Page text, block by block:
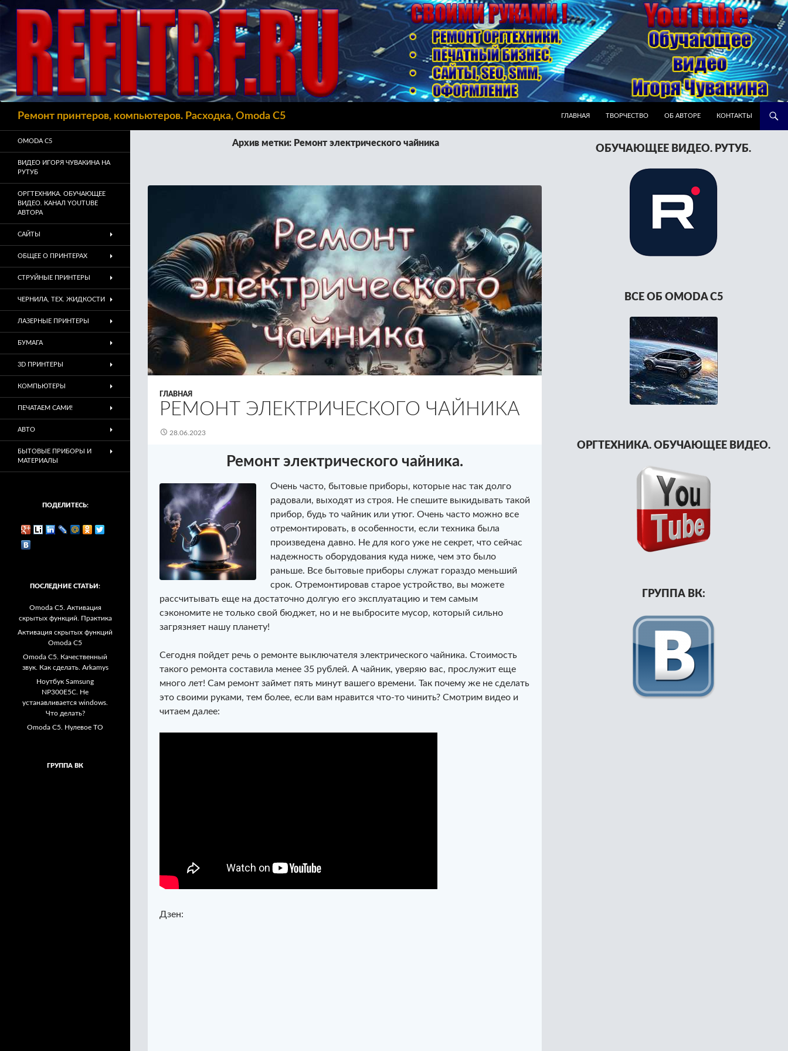
Ремонт принтеров, компьютеров. Расходка, Omoda C5
ГЛАВНАЯ
ТВОРЧЕСТВО ОБ АВТОРЕ КОНТАКТЫ
Архив метки: Ремонт электрического чайника
ГЛАВНАЯ
РЕМОНТ ЭЛЕКТРИЧЕСКОГО ЧАЙНИКА
28.06.2023
Ремонт электрического чайника.
Очень часто, бытовые приборы, которые нас так долго
радовали, выходят из строя. Не спешите выкидывать такой
прибор, будь то чайник или утюг. Очень часто можно все
отремонтировать, в особенности, если техника была
произведена давно. Не для кого уже не секрет, что сейчас
надежность оборудования куда ниже, чем это было
раньше. Все бытовые приборы служат гораздо меньший
срок. Отремонтировав старое устройство, вы можете
рассчитывать еще на достаточно долгую его эксплуатацию и тем самым
сэкономите не только свой бюджет, но и не выбросите мусор, который сильно
загрязняет нашу планету!
Сегодня пойдет речь о ремонте выключателя электрического чайника. Стоимость
такого ремонта составила менее 35 рублей. А чайник, уверяю вас, прослужит еще
много лет! Сам ремонт займет пять минут вашего времени. Так почему же не сделать
это своими руками, тем более, если вам нравится что-то чинить? Смотрим видео и
читаем далее:
Дзен:
ОБУЧАЮЩЕЕ ВИДЕО. РУТУБ.
ВСЕ ОБ OMODA C5
ОРГТЕХНИКА. ОБУЧАЮЩЕЕ ВИДЕО.
ГРУППА ВК:
OMODA C5
ВИДЕО ИГОРЯ ЧУВАКИНА НА
РУТУБ
ОРГТЕХНИКА. ОБУЧАЮЩЕЕ
ВИДЕО. КАНАЛ YOUTUBE
АВТОРА
САЙТЫ
ОБЩЕЕ О ПРИНТЕРАХ
СТРУЙНЫЕ ПРИНТЕРЫ
ЧЕРНИЛА, ТЕХ. ЖИДКОСТИ
ЛАЗЕРНЫЕ ПРИНТЕРЫ
БУМАГА
3D ПРИНТЕРЫ
КОМПЬЮТЕРЫ
ПЕЧАТАЕМ САМИ!
АВТО
БЫТОВЫЕ ПРИБОРЫ И
МАТЕРИАЛЫ
ПОДЕЛИТЕСЬ:
ПОСЛЕДНИЕ СТАТЬИ:
Omoda C5. Активация
скрытых функций. Практика
Активация скрытых функций
Omoda C5
Omoda C5. Качественный
звук. Как сделать. Arkamys
Ноутбук Samsung
NP300E5C. Не
устанавливается windows.
Что делать?
Omoda C5. Нулевое ТО
ГРУППА ВК